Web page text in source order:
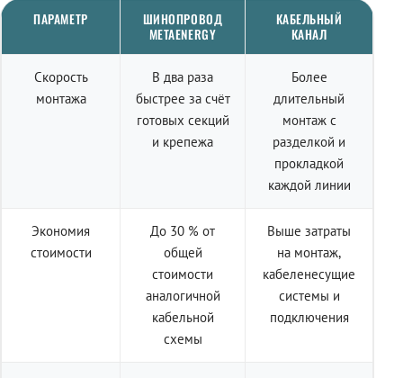
ПАРАМЕТР
ШИНОПРОВОД
METAENERGY
КАБЕЛЬНЫЙ
КАНАЛ
Скорость
монтажа
В два раза
быстрее за счёт
готовых секций
и крепежа
Более
длительный
монтаж с
разделкой и
прокладкой
каждой линии
Экономия
стоимости
До 30 % от
общей
стоимости
аналогичной
кабельной
схемы
Выше затраты
на монтаж,
кабеленесущие
системы и
подключения